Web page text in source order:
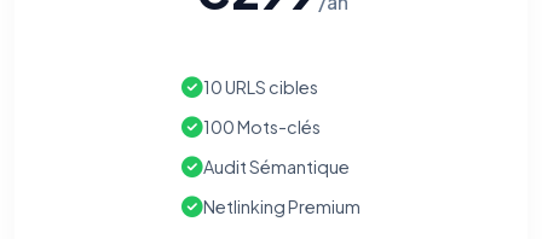
10 URLS cibles
100 Mots-clés
Audit Sémantique
Netlinking Premium